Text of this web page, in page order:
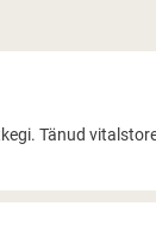
Tänud